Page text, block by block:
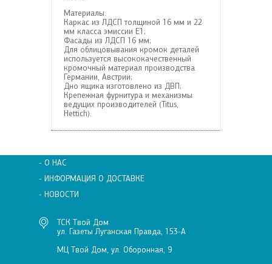
Материалы:
Каркас из ЛДСП толщиной 16 мм и 22
мм класса эмиссии Е1;
Фасады из ЛДСП 16 мм;
Для облицовывания кромок деталей
используется высококачественный
кромочный материал производства
Германии, Австрии;
Дно ящика изготовлено из ДВП;
Крепежная фурнитура и механизмы
ведущих производителей (Titus,
Hettiсh).
- О НАС
- ИНФОРМАЦИЯ О ДОСТАВКЕ
- НОВОСТИ
ТСК Твой Дом
ул. Газеты Луганская Правда, 153-А
МЦ Твой Дом, ул. Оборонная, 9